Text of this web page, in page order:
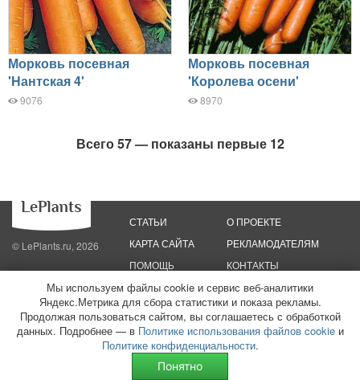
Морковь посевная
'Нантская 4'
9076
Морковь посевная
'Королева осени'
8970
Всего 57 — показаны первые 12
© LePlants.ru, 2026
СТАТЬИ
КАРТА САЙТА
ПОМОЩЬ
О ПРОЕКТЕ
РЕКЛАМОДАТЕЛЯМ
КОНТАКТЫ
Политика конфиденциальности
Политика использования файлов cookie
Пользовательское соглашение
Редакционные стандарты
ООО «Трафик»
ИНН 7813175200 ОГРН 1027806866724
Монетизация
Мы используем файлы cookie и сервис веб-аналитики
Яндекс.Метрика для сбора статистики и показа рекламы.
Продолжая пользоваться сайтом, вы соглашаетесь с обработкой
данных. Подробнее — в Политике использования файлов cookieи
Политике конфиденциальности.
Понятно